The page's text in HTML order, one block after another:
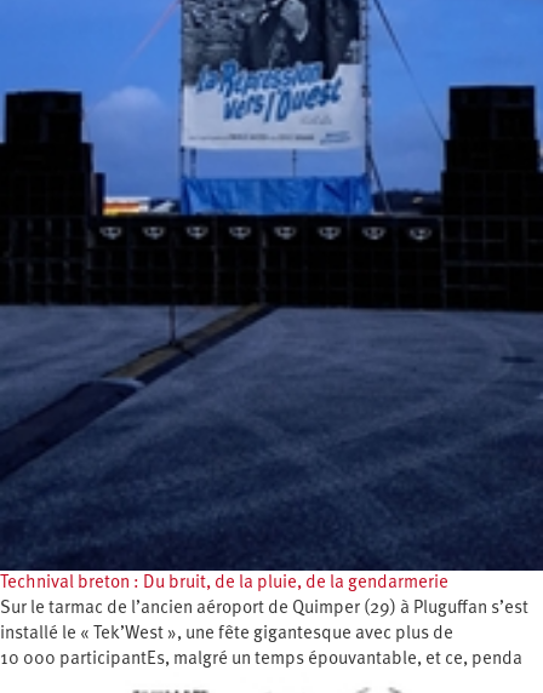
Technival breton : Du bruit, de la pluie, de la gendarmerie
Sur le tarmac de l’ancien aéroport de Quimper (29) à Pluguffan s’est
installé le « Tek’West », une fête gigantesque avec plus de
10 000 participantEs, malgré un temps épouvantable, et ce, penda